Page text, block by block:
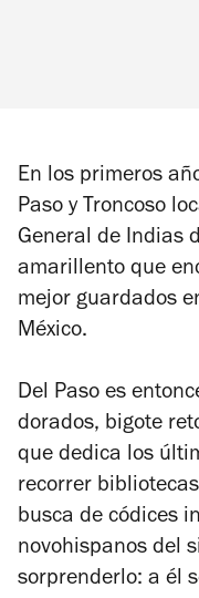
En los primeros
Paso y Troncoso
General de Indias
amarillento que
mejor guardados
México.
Del Paso es
dorados, bigote
que dedica los
recorrer
busca de códices
novohispanos del
sorprenderlo: a él